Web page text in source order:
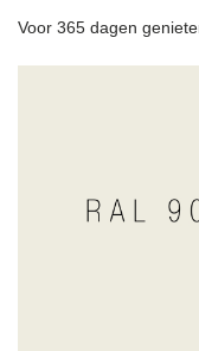
Voor 365 dagen